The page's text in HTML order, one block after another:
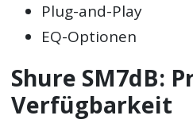
Plug-and-Play
EQ-Optionen
Shure SM7dB:
Verfügbarkeit